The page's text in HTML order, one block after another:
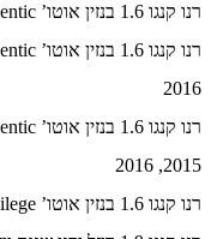
רנו קנגו 1.6 בנזין אוטו’ Authentic שנות ייצור: 2010, 2011
2016
2015, 2016
רנו קנגו 1.6 בנזין אוטו’ Privilege שנות ייצור: 2010, 2011